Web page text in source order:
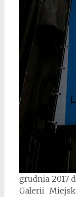
grudnia 2017
Galerii